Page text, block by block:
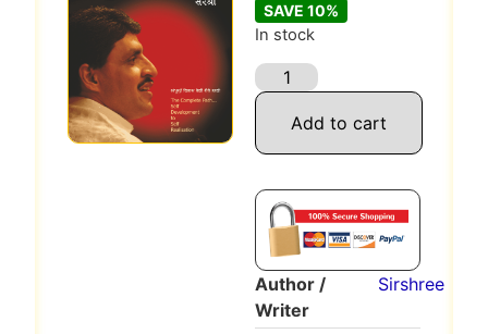
SAVE 10%
In stock
Add to cart
Author /
Writer
Sirshree